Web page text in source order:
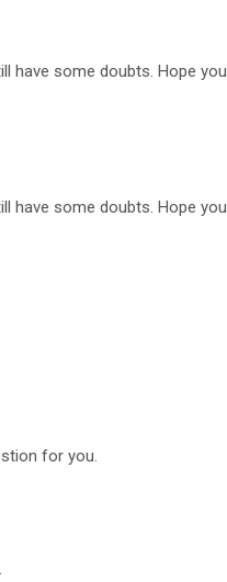
have some doubts. Hope you
have some doubts. Hope you
for you.